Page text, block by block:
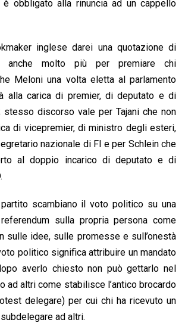
è obbligato alla rinuncia ad un cappello
inglese darei una quotazione di
molto più per premiare chi
Meloni una volta eletta al parlamento
alla carica di premier, di deputato e di
stesso discorso vale per Tajani che non
di vicepremier, di ministro degli esteri,
nazionale di FI e per Schlein che
al doppio incarico di deputato e di
scambiano il voto politico su una
sulla propria persona come
sulle idee, sulle promesse e sull’onestà
politico significa attribuire un mandato
averlo chiesto non può gettarlo nel
ad altri come stabilisce l’antico brocardo
delegare) per cui chi ha ricevuto un
ad altri.